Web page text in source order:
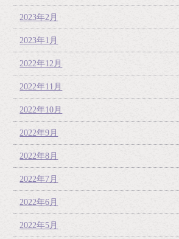
2023年2月
2023年1月
2022年12月
2022年11月
2022年10月
2022年9月
2022年8月
2022年7月
2022年6月
2022年5月